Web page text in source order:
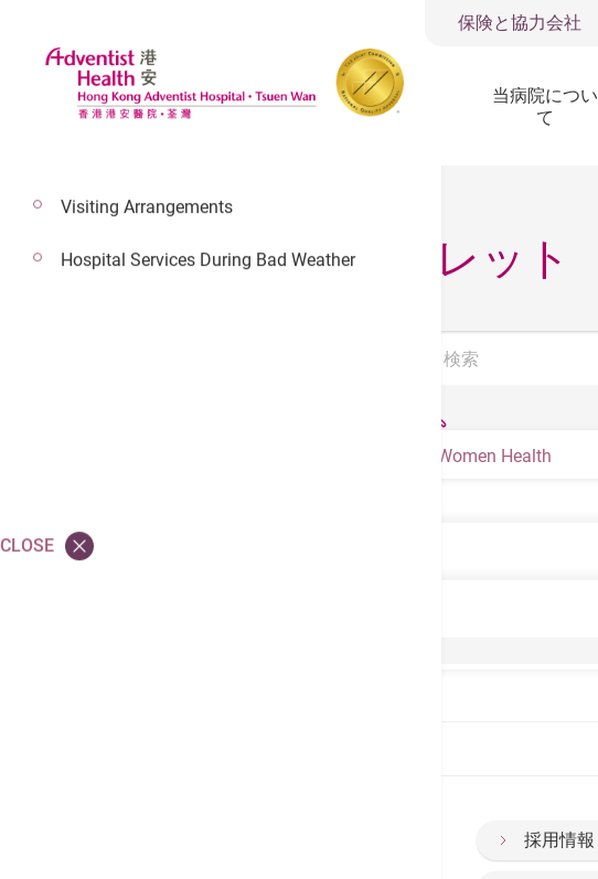
当病院につい
て
保険と協力会社
当病院パンフレット
Women Health
採用情報
Visiting Arrangements
Hospital Services During Bad Weather
CLOSE